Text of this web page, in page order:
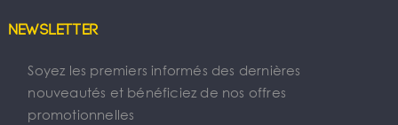
Newsletter
Soyez les premiers informés des dernières
nouveautés et bénéficiez de nos offres
promotionnelles